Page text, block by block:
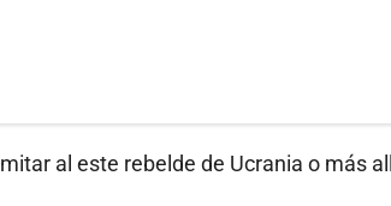
al este rebelde de Ucrania o más